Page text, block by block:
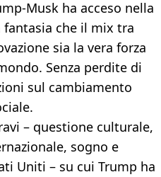
Musk ha acceso nella
che il mix tra
sia la vera forza
Senza perdite di
sul cambiamento
– questione culturale,
sogno e
Uniti – su cui Trump ha